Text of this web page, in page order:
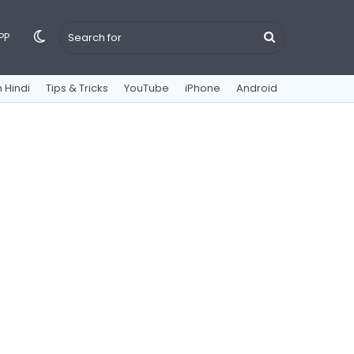
Search
Switch
Hindi Tips & Tricks YouTube iPhone Android